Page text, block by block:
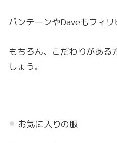
パンテーンやDaveもフィリ
もちろん、こだわりがある
しょう。
お気に入りの服